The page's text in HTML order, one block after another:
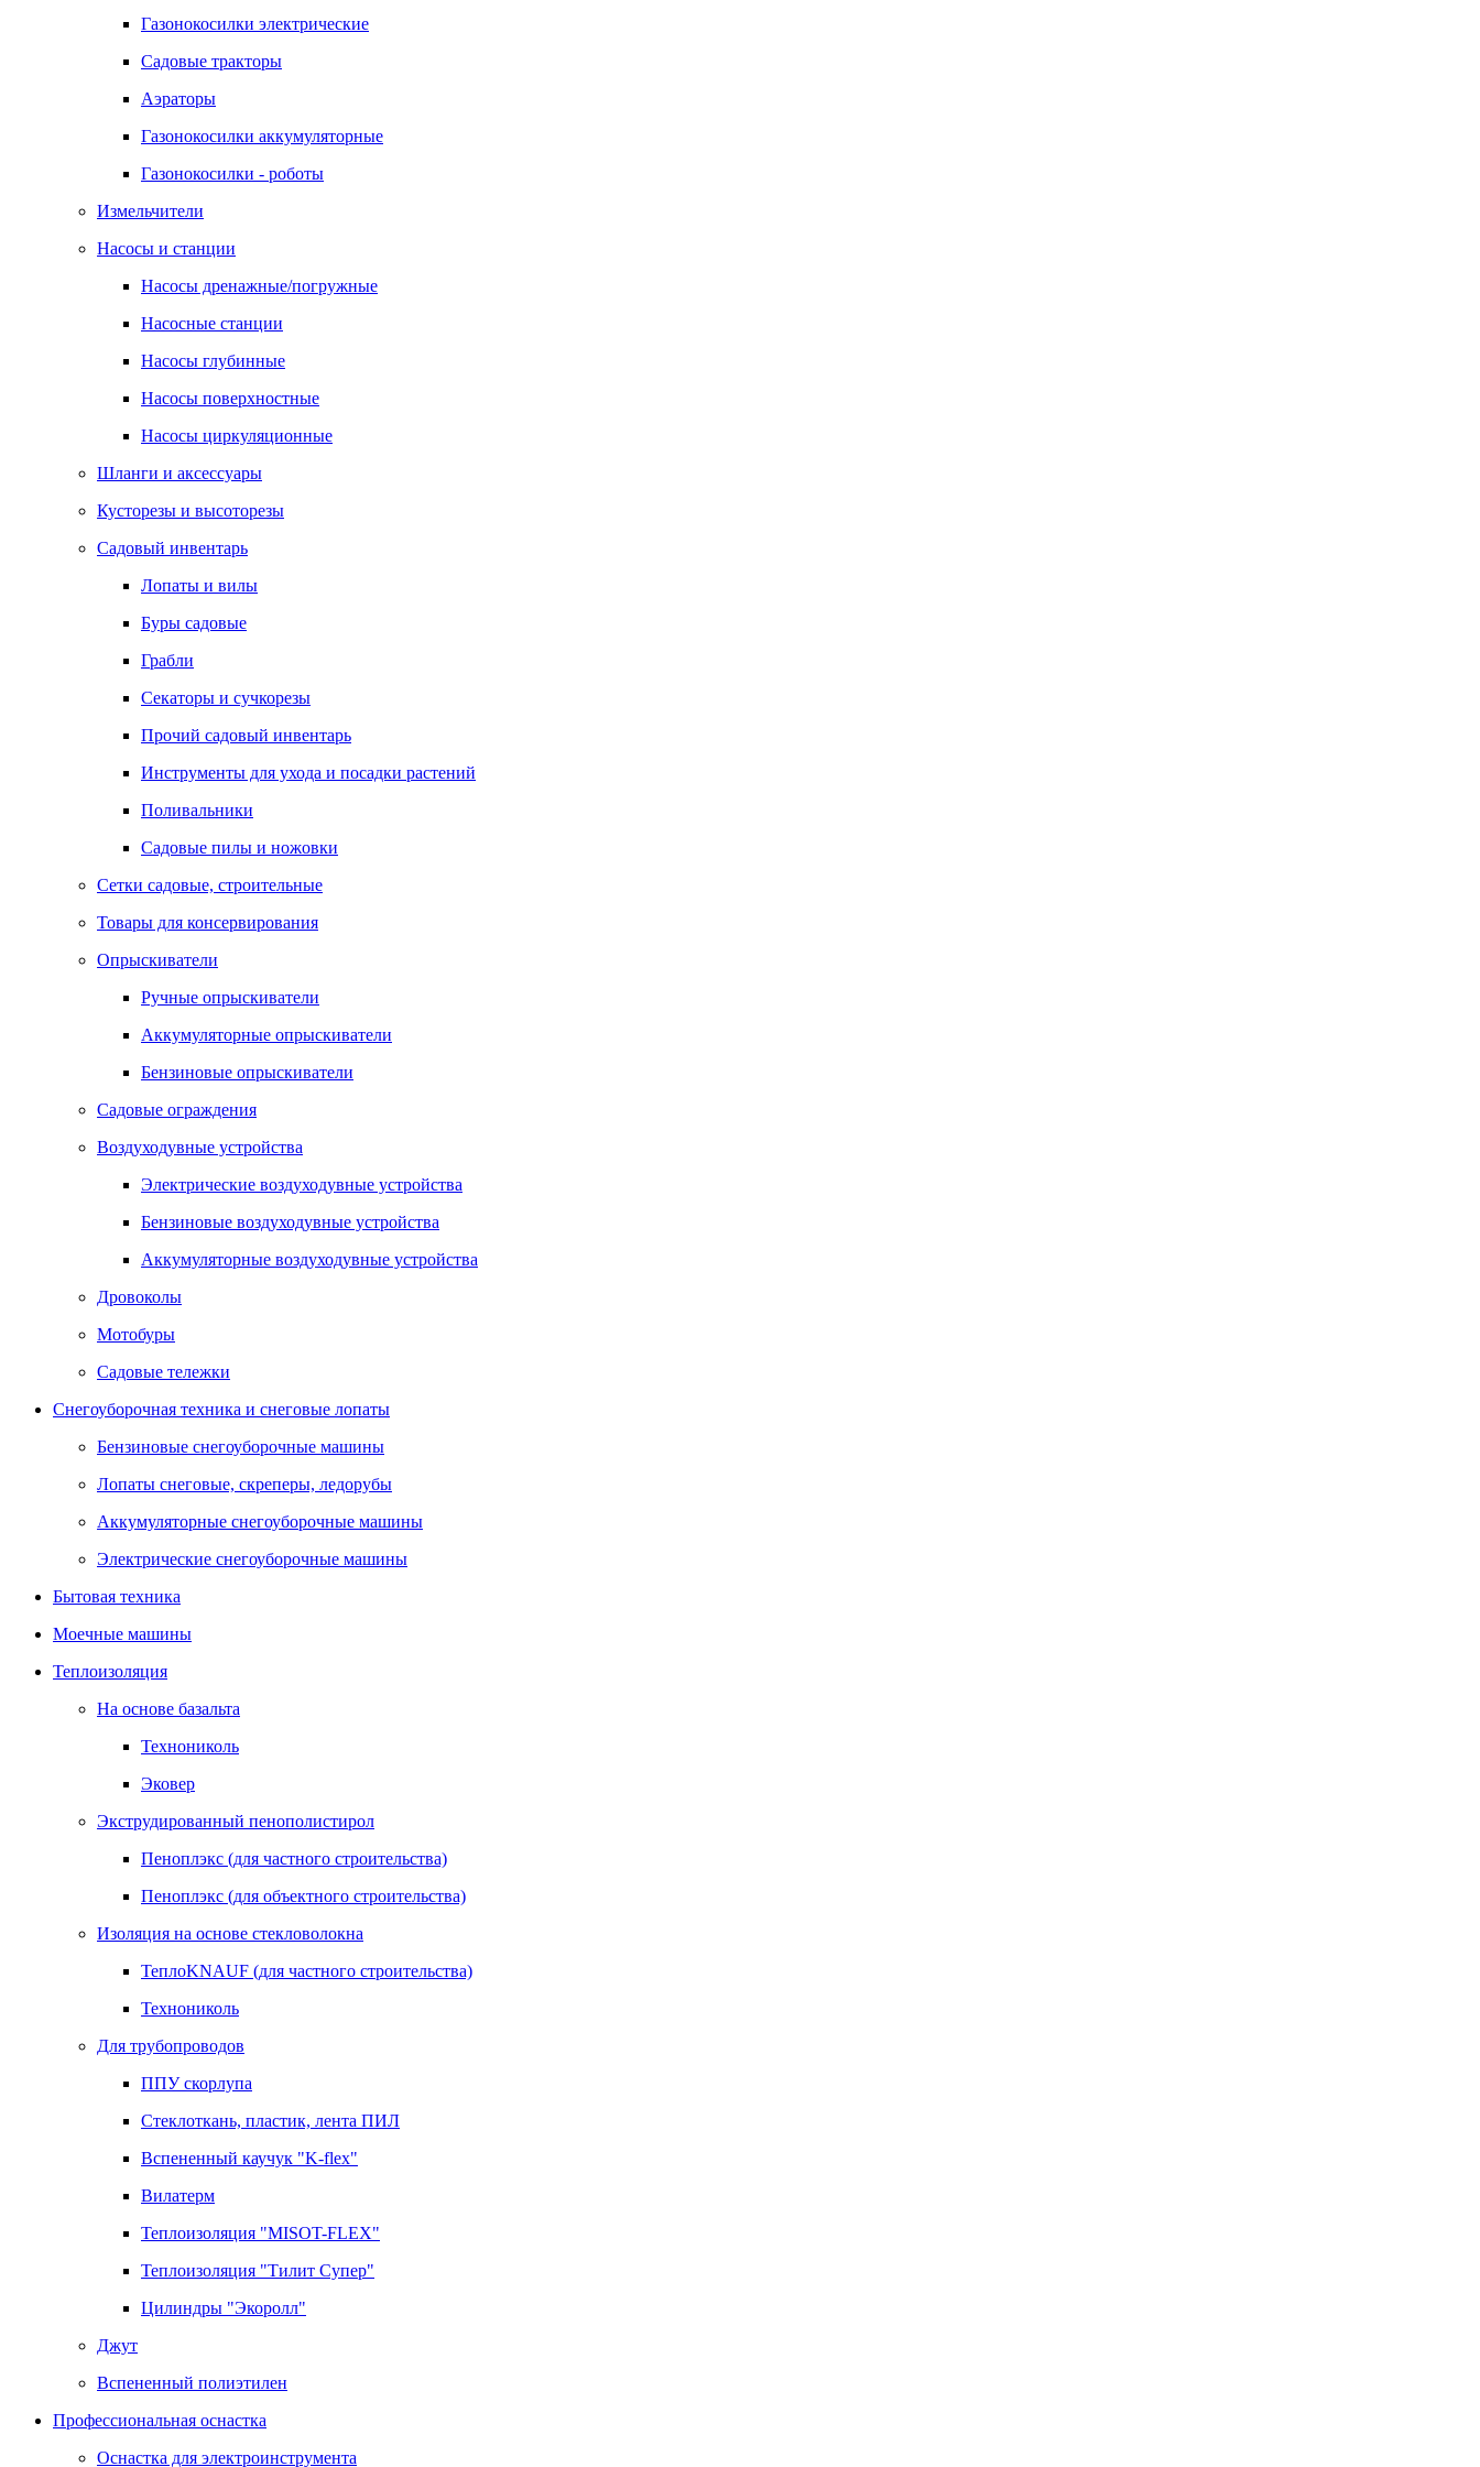
Газонокосилки электрические
Садовые тракторы
Аэраторы
Газонокосилки аккумуляторные
Газонокосилки - роботы
Измельчители
Насосы и станции
Насосы дренажные/погружные
Насосные станции
Насосы глубинные
Насосы поверхностные
Насосы циркуляционные
Шланги и аксессуары
Кусторезы и высоторезы
Садовый инвентарь
Лопаты и вилы
Буры садовые
Грабли
Секаторы и сучкорезы
Прочий садовый инвентарь
Инструменты для ухода и посадки растений
Поливальники
Садовые пилы и ножовки
Сетки садовые, строительные
Товары для консервирования
Опрыскиватели
Ручные опрыскиватели
Аккумуляторные опрыскиватели
Бензиновые опрыскиватели
Садовые ограждения
Воздуходувные устройства
Электрические воздуходувные устройства
Бензиновые воздуходувные устройства
Аккумуляторные воздуходувные устройства
Дровоколы
Мотобуры
Садовые тележки
Снегоуборочная техника и снеговые лопаты
Бензиновые снегоуборочные машины
Лопаты снеговые, скреперы, ледорубы
Аккумуляторные снегоуборочные машины
Электрические снегоуборочные машины
Бытовая техника
Моечные машины
Теплоизоляция
На основе базальта
Технониколь
Эковер
Экструдированный пенополистирол
Пеноплэкс (для частного строительства)
Пеноплэкс (для объектного строительства)
Изоляция на основе стекловолокна
ТеплоKNAUF (для частного строительства)
Технониколь
Для трубопроводов
ППУ скорлупа
Стеклоткань, пластик, лента ПИЛ
Вспененный каучук "K-flex"
Вилатерм
Теплоизоляция "MISOT-FLEX"
Теплоизоляция "Тилит Супер"
Цилиндры "Экоролл"
Джут
Вспененный полиэтилен
Профессиональная оснастка
Оснастка для электроинструмента